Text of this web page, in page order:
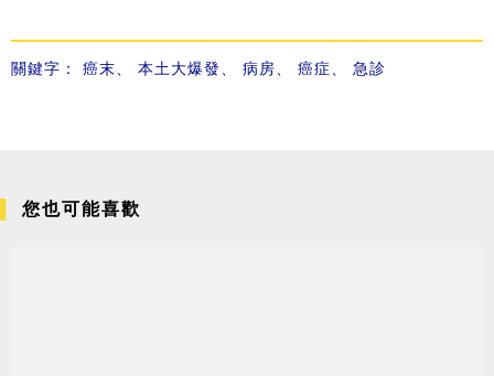
關鍵字： 癌末 本土大爆發 病房 癌症 急診
您也可能喜歡